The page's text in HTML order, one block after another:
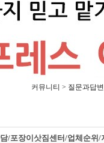
커뮤니티 > 질문과답변
/포장이삿짐센터/업체순위/